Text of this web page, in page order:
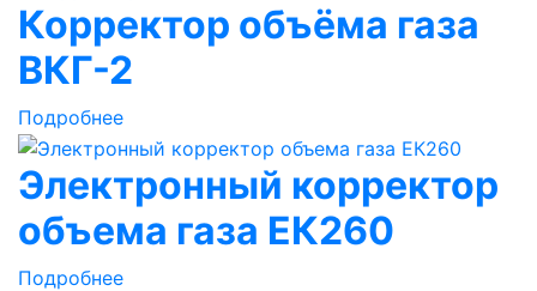
Корректор объёма газа
ВКГ-2
Подробнее
Электронный корректор
объема газа ЕК260
Подробнее